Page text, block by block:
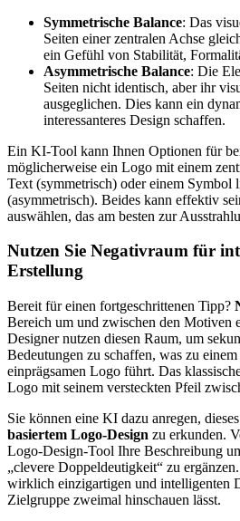
Symmetrische Balance: Das
Seiten einer zentralen Achse
ein Gefühl von Stabilität,
Asymmetrische Balance: Die
Seiten nicht identisch, aber ihr
ausgeglichen. Dies kann ein
interessanteres Design schaffen.
Ein KI-Tool kann Ihnen Optionen für
möglicherweise ein Logo mit einem
Text (symmetrisch) oder einem Symbol
(asymmetrisch). Beides kann effektiv
auswählen, das am besten zur
Nutzen Sie Negativraum für
Erstellung
Bereit für einen fortgeschrittenen Tipp?
Bereich um und zwischen den Motiven
Designer nutzen diesen Raum, um
Bedeutungen zu schaffen, was zu
einprägsamen Logo führt. Das
Logo mit seinem versteckten Pfeil
Sie können eine KI dazu anregen,
basiertem Logo-Design zu erkunden.
Logo-Design-Tool Ihre Beschreibung
„clevere Doppeldeutigkeit“ zu
wirklich einzigartigen und intelligenten
Zielgruppe zweimal hinschauen lässt.